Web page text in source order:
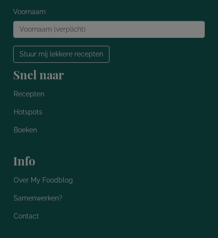
Voornaam
Stuur mij lekkere recepten
Snel naar
Recepten
Hotspots
Boeken
Info
Over My Foodblog
Samenwerken?
Contact